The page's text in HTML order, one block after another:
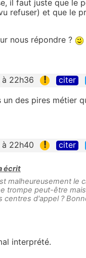
il faut juste que le
refuser) et que le
nous répondre ?
à 22h36 ! citer
un des pires métier
à 22h40 ! citer
écrit
malheureusement le
trompe peut-être
centres d'appel ?
interprété.